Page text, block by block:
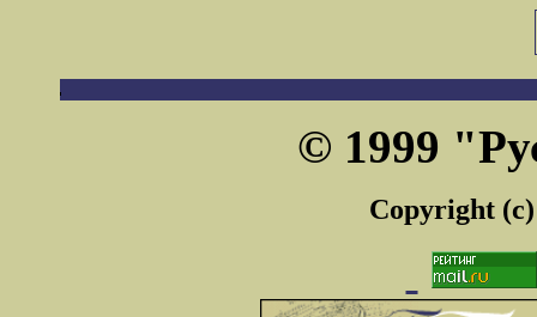
© 1999
Copyright